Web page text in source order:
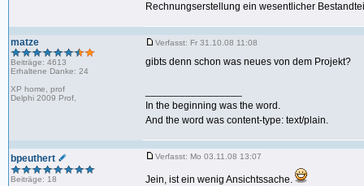
Rechnungserstellung ein wesentlicher
matze
Beiträge: 4613
Erhaltene Danke: 24
XP home, prof
Delphi 2009 Prof,
Verfasst: Fr 31.10.08 11:08
gibts denn schon was neues von dem Projekt?
In the beginning was the word.
And the word was content-type: text/plain.
bpeuthert
Beiträge: 18
Verfasst: Mo 03.11.08 13:07
Jein, ist ein wenig Ansichtssache.